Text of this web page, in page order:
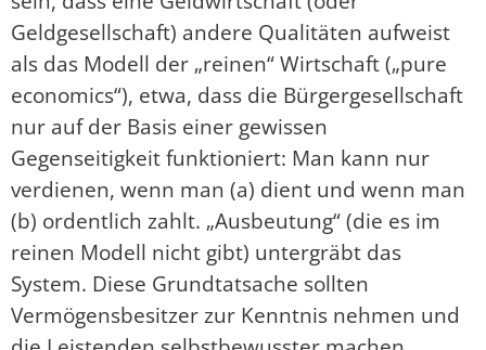
Geldgesellschaft) andere Qualitäten aufweist
als das Modell der „reinen“ Wirtschaft („pure
economics“), etwa, dass die Bürgergesellschaft
nur auf der Basis einer gewissen
Gegenseitigkeit funktioniert: Man kann nur
verdienen, wenn man (a) dient und wenn man
(b) ordentlich zahlt. „Ausbeutung“ (die es im
reinen Modell nicht gibt) untergräbt das
System. Diese Grundtatsache sollten
Vermögensbesitzer zur Kenntnis nehmen und